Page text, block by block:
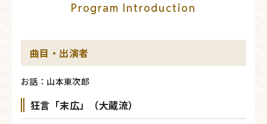
Program Introduction
曲目・出演者
お話：山本東次郎
狂言「末広」（大蔵流）